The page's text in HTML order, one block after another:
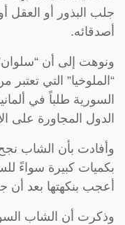
جلب البذور أو
أصدقائه.
ونوهت إلى أن
“الملوخيا” التي
السورية طلباً في
الدول المجاورة على
وأفادت بأن الشاب
بكميات كبيرة سواءً
أعجب بنكهتها بعد أن
وذكرت أن الشاب